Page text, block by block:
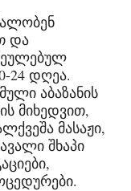
და
24 დღეა.
აბაზანის
მიხედვით,
მასაჟი,
შხაპი